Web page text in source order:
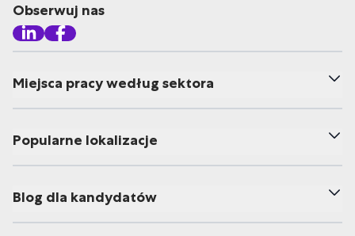
Obserwuj nas
Miejsca pracy według sektora
Popularne lokalizacje
Blog dla kandydatów